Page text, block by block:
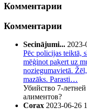
Комментарии
Комментарии
Secinājumi... 2023-
Pēc policijas teiktā,
mēģinot paķert uz
noziegumavietā.
mazāks. Parasti…
Убийство 7-
алиментов?
Corax 2023-06-26